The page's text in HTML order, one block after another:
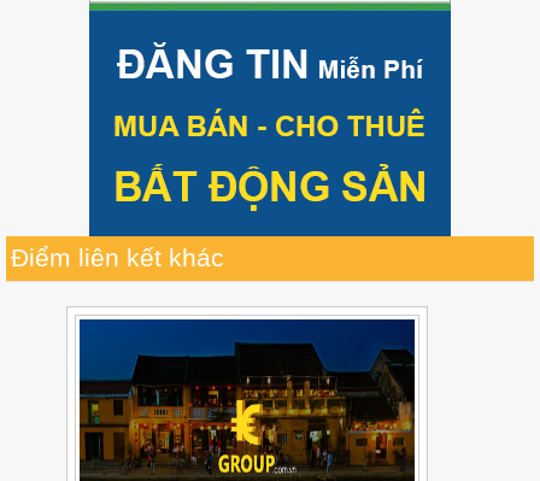
Điểm liên kết khác